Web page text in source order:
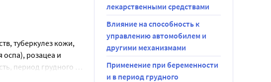
туберкулез кожи,
розацеа и
период грудного
лекарственными средствами
Влияние на способность к
управлению автомобилем и
другими механизмами
Применение при беременности
и в период грудного